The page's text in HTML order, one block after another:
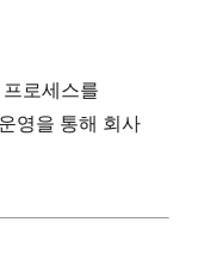
로세스를
영을 통해 회사